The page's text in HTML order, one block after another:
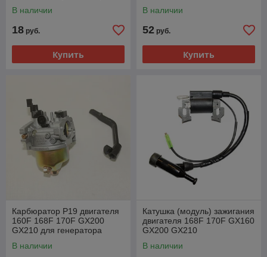
В наличии
18 руб.
Купить
В наличии
52 руб.
Купить
Карбюратор P19 двигателя
160F 168F 170F GX200
GX210 для генератора
В наличии
Катушка (модуль) зажигания
двигателя 168F 170F GX160
GX200 GX210
В наличии